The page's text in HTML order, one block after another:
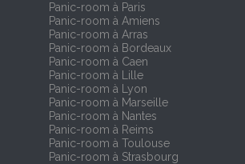
Panic-room à Paris
Panic-room à Amiens
Panic-room à Arras
Panic-room à Bordeaux
Panic-room à Caen
Panic-room à Lille
Panic-room à Lyon
Panic-room à Marseille
Panic-room à Nantes
Panic-room à Reims
Panic-room à Toulouse
Panic-room à Strasbourg